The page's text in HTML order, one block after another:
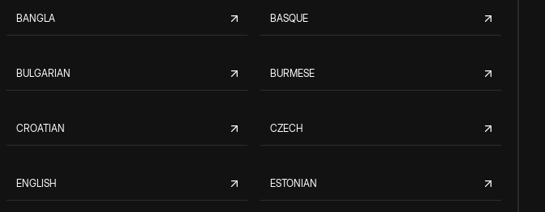
BANGLA BASQUE
BULGARIAN BURMESE
CROATIAN CZECH
ENGLISH ESTONIAN